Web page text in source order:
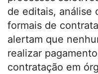
de editais, análise
formais de
alertam que
realizar
contratação em